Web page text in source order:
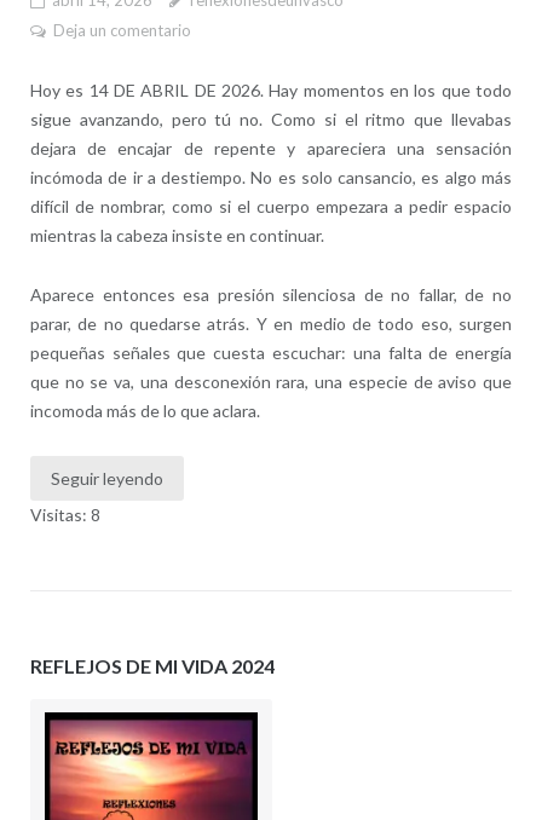
Deja un comentario
Hoy es 14 DE ABRIL DE 2026. Hay momentos en los que todo
sigue avanzando, pero tú no. Como si el ritmo que llevabas
dejara de encajar de repente y apareciera una sensación
incómoda de ir a destiempo. No es solo cansancio, es algo más
difícil de nombrar, como si el cuerpo empezara a pedir espacio
mientras la cabeza insiste en continuar.
Aparece entonces esa presión silenciosa de no fallar, de no
parar, de no quedarse atrás. Y en medio de todo eso, surgen
pequeñas señales que cuesta escuchar: una falta de energía
que no se va, una desconexión rara, una especie de aviso que
incomoda más de lo que aclara.
Seguir leyendo
Visitas: 8
REFLEJOS DE MI VIDA 2024